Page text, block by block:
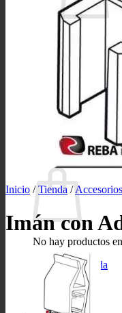
No hay
Volver a la
Buscar
por:
No hay productos
Volver a la tienda
Inicio / Tienda /
Imán con